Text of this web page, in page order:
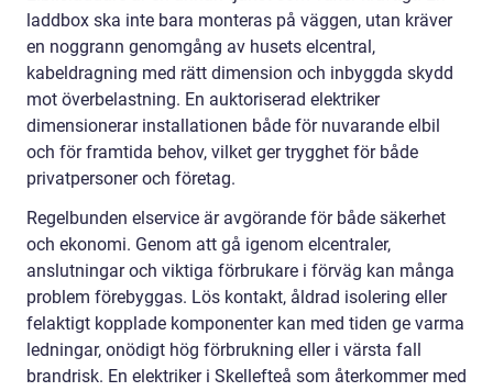
laddbox ska inte bara monteras på väggen, utan kräver
en noggrann genomgång av husets elcentral,
kabeldragning med rätt dimension och inbyggda skydd
mot överbelastning. En auktoriserad elektriker
dimensionerar installationen både för nuvarande elbil
och för framtida behov, vilket ger trygghet för både
privatpersoner och företag.
Regelbunden elservice är avgörande för både säkerhet
och ekonomi. Genom att gå igenom elcentraler,
anslutningar och viktiga förbrukare i förväg kan många
problem förebyggas. Lös kontakt, åldrad isolering eller
felaktigt kopplade komponenter kan med tiden ge varma
ledningar, onödigt hög förbrukning eller i värsta fall
brandrisk. En elektriker i Skellefteå som återkommer med